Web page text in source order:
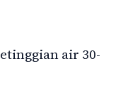
air 30-